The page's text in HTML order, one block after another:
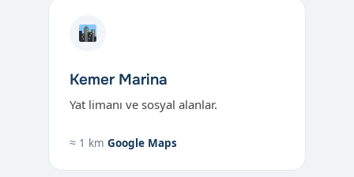
Kemer Marina
Yat limanı ve sosyal alanlar.
≈ 1 km Google Maps